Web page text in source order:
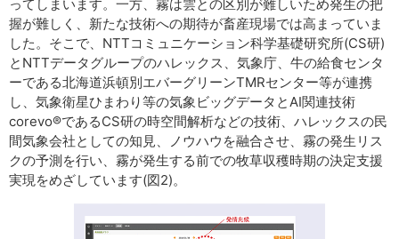
ってしまいます。一方、霧は雲との区別が難しいため発生の把
握が難しく、新たな技術への期待が畜産現場では高まっていま
した。そこで、NTTコミュニケーション科学基礎研究所(CS研)
とNTTデータグループのハレックス、気象庁、牛の給食センタ
ーである北海道浜頓別エバーグリーンTMRセンター等が連携
し、気象衛星ひまわり等の気象ビッグデータとAI関連技術
corevo®であるCS研の時空間解析などの技術、ハレックスの民
間気象会社としての知見、ノウハウを融合させ、霧の発生リス
クの予測を行い、霧が発生する前での牧草収穫時期の決定支援
実現をめざしています(図2)。